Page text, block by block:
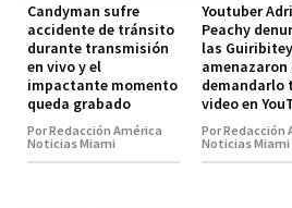
Candyman sufre
accidente de tránsito
durante transmisión
en vivo y el
impactante momento
queda grabado
Por Redacción América
Noticias Miami
Youtuber
Peachy
las Guiribitey
amenazaron
demandarlo
video en
Por Redacción
Noticias Miami